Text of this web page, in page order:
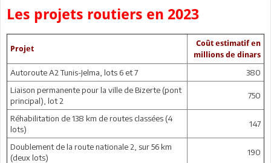
Les projets routiers en 2023
Projet
Coût estimatif en
millions de dinars
Autoroute A2 Tunis-Jelma, lots 6 et 7
380
Liaison permanente pour la ville de Bizerte (pont
principal), lot 2
750
Réhabilitation de 138 km de routes classées (4
lots)
147
Doublement de la route nationale 2, sur 56 km
(deux lots)
190